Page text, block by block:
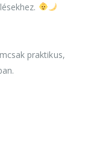
praktikus,